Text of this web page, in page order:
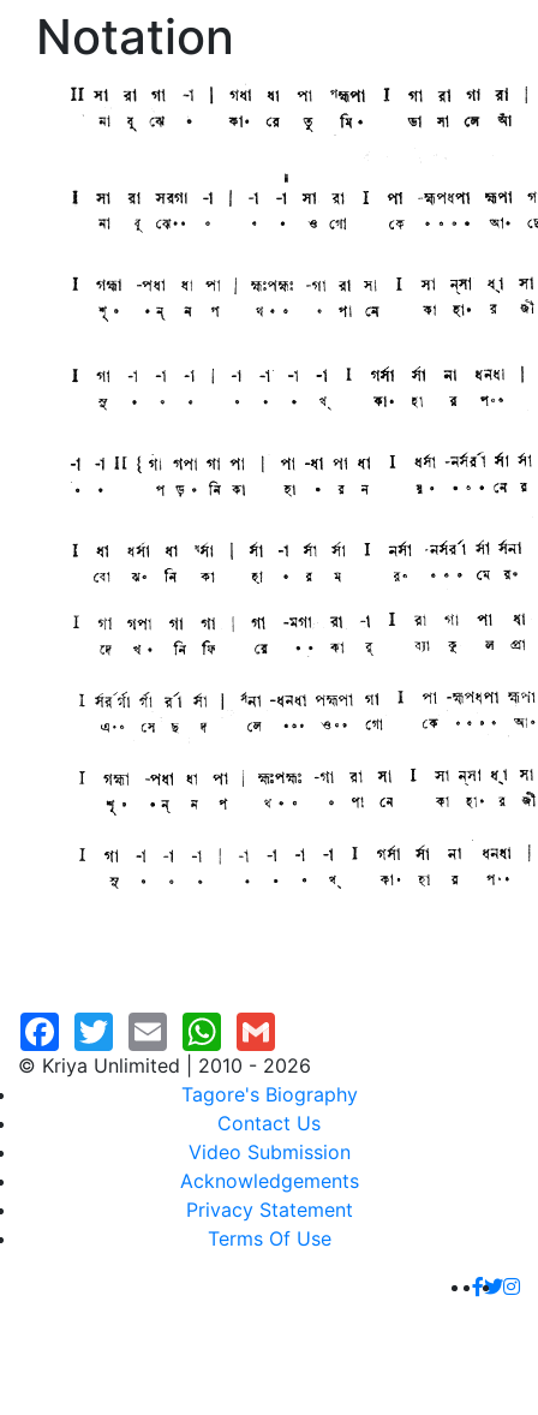
Notation
© Kriya Unlimited | 2010 - 2026
Tagore's Biography
Contact Us
Video Submission
Acknowledgements
Privacy Statement
Terms Of Use